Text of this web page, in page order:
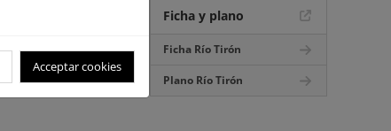
Ficha y plano
Ficha Río Tirón
Plano Río Tirón
Acceptar cookies